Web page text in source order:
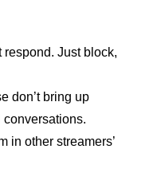
respond. Just block,
don’t bring up
in other streamers’